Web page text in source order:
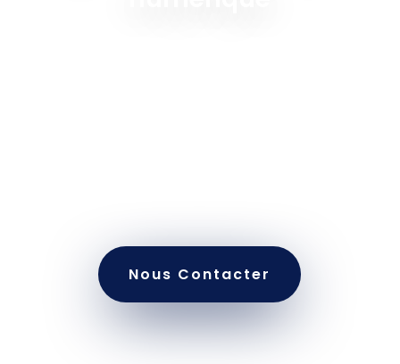
Nous Contacter